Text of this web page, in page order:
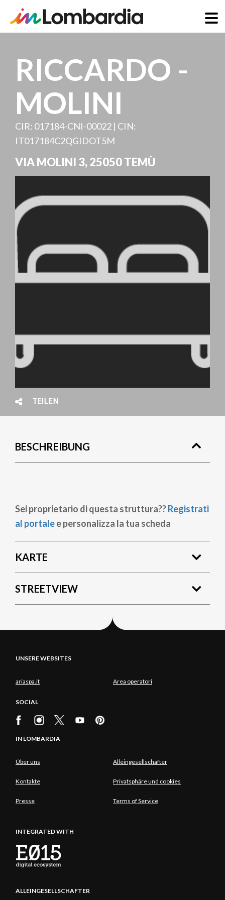
RICCARDO -
MOLINI
CIR: 017184-CNI-00022 | CIN:
IT017184C2QGIDOT5M
VIA MOLINI 3,25050TEMÙ
TEILEN
BESCHREIBUNG
Sei proprietario di questa struttura??Registrati
al portalee personalizza la tua scheda
KARTE
STREETVIEW
UNSERE WEBSITES
ariaspa.it Area operatori
SOCIAL
IN LOMBARDIA
Über uns Alleingesellschafter
Kontakte Privatsphäre und cookies
Presse Terms of Service
INTEGRATED WITH
ALLEINGESELLSCHAFTER